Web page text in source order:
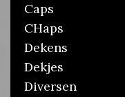
Caps
CHaps
Dekens
Dekjes
Diversen